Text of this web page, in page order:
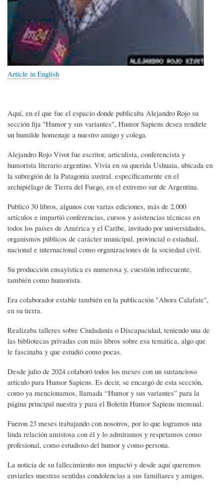
Article in English
Aquí, en el que fue el espacio donde publicaba Alejandro Rojo su
sección fija "Humor y sus variantes", Humor Sapiens desea rendirle
un humilde homenaje a nuestro amigo y colega.
Alejandro Rojo Vivot fue escritor, articulista, conferencista y
humorista literario argentino. Vivía en su querida Ushuaia, ubicada en
la subregión de la Patagonia austral, específicamente en el
archipiélago de Tierra del Fuego, en el extremo sur de Argentina.
Publicó 30 libros, algunos con varias ediciones, más de 2.000
artículos e impartió conferencias, cursos y asistencias técnicas en
todos los países de América y el Caribe, invitado por universidades,
organismos públicos de carácter municipal, provincial o estadual,
nacional e internacional como organizaciones de la sociedad civil.
Su producción ensayística es numerosa y, cuestión infrecuente,
también como humorista.
Era colaborador estable también en la publicación "Ahora Calafate",
en su tierra.
Realizaba talleres sobre Ciudadanía o Discapacidad, teniendo una de
las bibliotecas privadas con más libros sobre esa temática, algo que
le fascinaba y que estudió como pocas.
Desde julio de 2024 colaboró todos los meses con un sustancioso
artículo para Humor Sapiens. Es decir, se encargó de esta sección,
como ya mencionamos, llamada “Humor y sus variantes” para la
página principal nuestra y para el Boletín Humor Sapiens mensual.
Fueron 23 meses trabajando con nosotros, por lo que logramos una
linda relación amistosa con él y lo admiramos y respetamos como
profesional, como estudioso del humor y como persona.
La noticia de su fallecimiento nos impactó y desde aquí queremos
enviarles nuestras sentidas condolencias a sus familiares y amigos.